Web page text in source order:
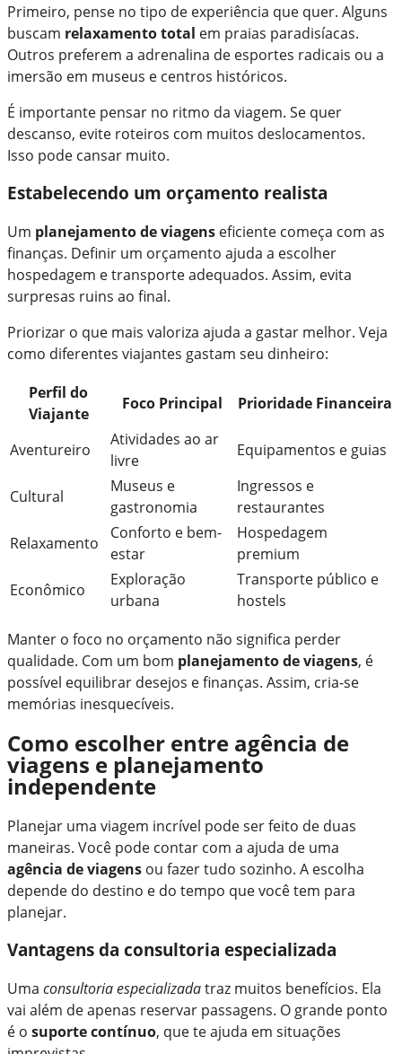
Primeiro, pense no tipo de experiência que quer. Alguns
buscam relaxamento total em praias paradisíacas.
Outros preferem a adrenalina de esportes radicais ou a
imersão em museus e centros históricos.
É importante pensar no ritmo da viagem. Se quer
descanso, evite roteiros com muitos deslocamentos.
Isso pode cansar muito.
Estabelecendo um orçamento realista
Um planejamento de viagens eficiente começa com as
finanças. Definir um orçamento ajuda a escolher
hospedagem e transporte adequados. Assim, evita
surpresas ruins ao final.
Priorizar o que mais valoriza ajuda a gastar melhor. Veja
como diferentes viajantes gastam seu dinheiro:
Perfil do
Viajante
Foco Principal Prioridade Financeira
Aventureiro
Atividades ao ar
livre
Equipamentos e guias
Cultural
Museus e
gastronomia
Ingressos e
restaurantes
Relaxamento
Conforto e bem-
estar
Hospedagem
premium
Econômico
Exploração
urbana
Transporte público e
hostels
Manter o foco no orçamento não significa perder
qualidade. Com um bom planejamento de viagens, é
possível equilibrar desejos e finanças. Assim, cria-se
memórias inesquecíveis.
Como escolher entre agência de
viagens e planejamento
independente
Planejar uma viagem incrível pode ser feito de duas
maneiras. Você pode contar com a ajuda de uma
agência de viagens ou fazer tudo sozinho. A escolha
depende do destino e do tempo que você tem para
planejar.
Vantagens da consultoria especializada
Uma consultoria especializadatraz muitos benefícios. Ela
vai além de apenas reservar passagens. O grande ponto
é o suporte contínuo, que te ajuda em situações